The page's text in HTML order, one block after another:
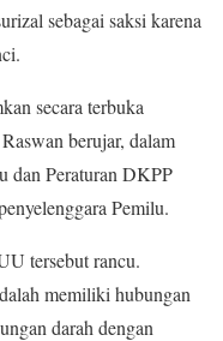
sebagai saksi karena
secara terbuka
berujar, dalam
dan Peraturan DKPP
Pemilu.
tersebut rancu.
memiliki hubungan
darah dengan